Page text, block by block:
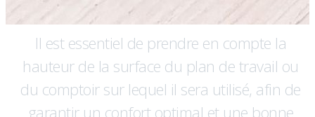
Il est essentiel de prendre en compte la
hauteur de la surface du plan de travail ou
du comptoir sur lequel il sera utilisé, afin de
garantir un confort optimal et une bonne